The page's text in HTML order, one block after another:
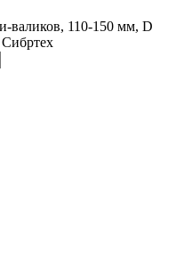
валиков, 110-150 мм, D